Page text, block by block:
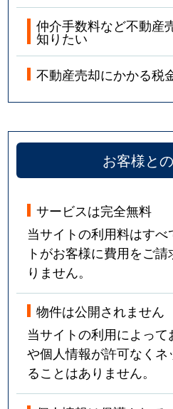
仲介手数料など不動産
知りたい
不動産売却にかかる税
お客様と
サービスは完全無料
当サイトの利用料はす
トがお客様に費用をご
りません。
物件は公開されません
当サイトの利用によっ
や個人情報が許可なく
ることはありません。